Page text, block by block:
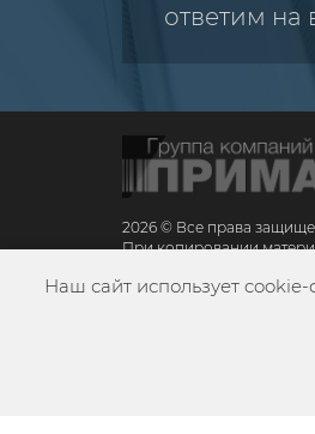
ответим на
2026 © Все права
При копировании
Карта сайта
Наш сайт использует